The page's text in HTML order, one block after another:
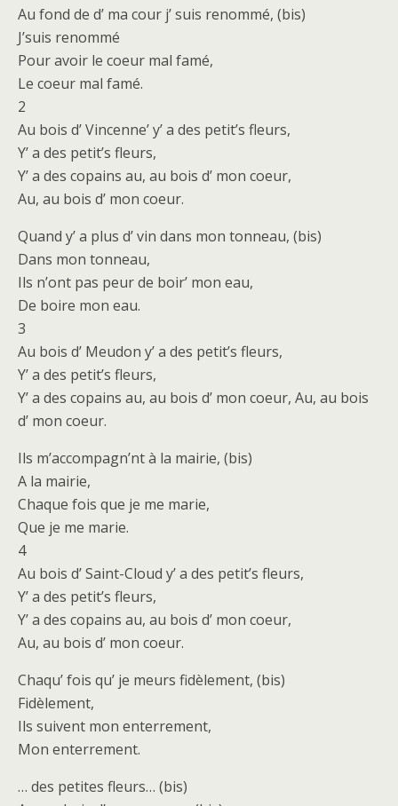
Au fond de d’ ma cour j’ suis renommé, (bis)
J’suis renommé
Pour avoir le coeur mal famé,
Le coeur mal famé.
2
Au bois d’ Vincenne’ y’ a des petit’s fleurs,
Y’ a des petit’s fleurs,
Y’ a des copains au, au bois d’ mon coeur,
Au, au bois d’ mon coeur.
Quand y’ a plus d’ vin dans mon tonneau, (bis)
Dans mon tonneau,
Ils n’ont pas peur de boir’ mon eau,
De boire mon eau.
3
Au bois d’ Meudon y’ a des petit’s fleurs,
Y’ a des petit’s fleurs,
Y’ a des copains au, au bois d’ mon coeur, Au, au bois
d’ mon coeur.
Ils m’accompagn’nt à la mairie, (bis)
A la mairie,
Chaque fois que je me marie,
Que je me marie.
4
Au bois d’ Saint-Cloud y’ a des petit’s fleurs,
Y’ a des petit’s fleurs,
Y’ a des copains au, au bois d’ mon coeur,
Au, au bois d’ mon coeur.
Chaqu’ fois qu’ je meurs fidèlement, (bis)
Fidèlement,
Ils suivent mon enterrement,
Mon enterrement.
… des petites fleurs… (bis)